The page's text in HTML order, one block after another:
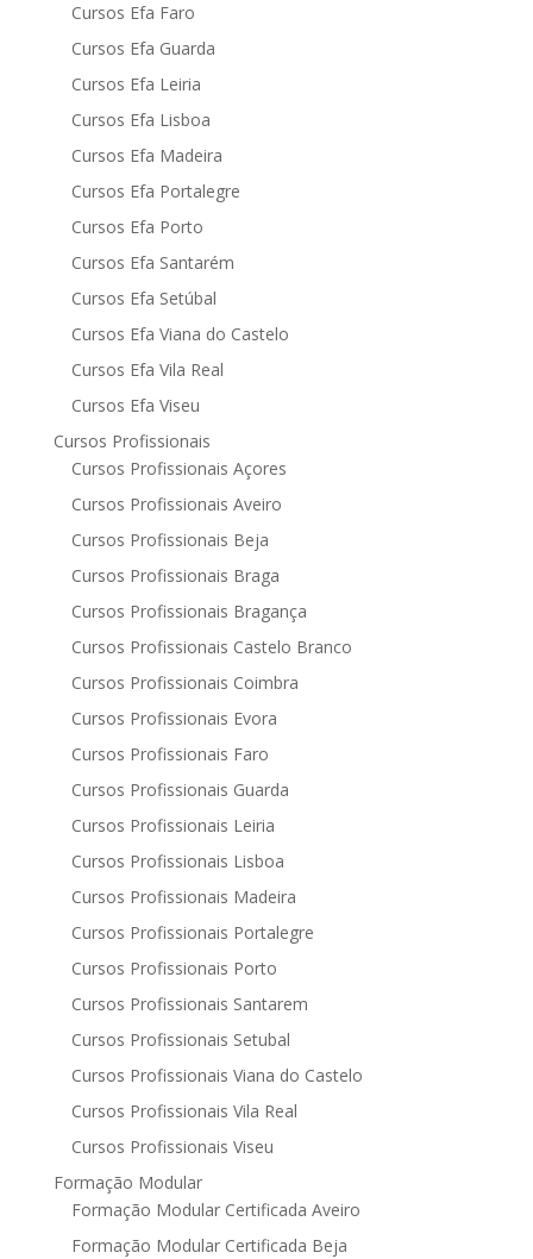
Cursos Efa Faro
Cursos Efa Guarda
Cursos Efa Leiria
Cursos Efa Lisboa
Cursos Efa Madeira
Cursos Efa Portalegre
Cursos Efa Porto
Cursos Efa Santarém
Cursos Efa Setúbal
Cursos Efa Viana do Castelo
Cursos Efa Vila Real
Cursos Efa Viseu
Cursos Profissionais
Cursos Profissionais Açores
Cursos Profissionais Aveiro
Cursos Profissionais Beja
Cursos Profissionais Braga
Cursos Profissionais Bragança
Cursos Profissionais Castelo Branco
Cursos Profissionais Coimbra
Cursos Profissionais Evora
Cursos Profissionais Faro
Cursos Profissionais Guarda
Cursos Profissionais Leiria
Cursos Profissionais Lisboa
Cursos Profissionais Madeira
Cursos Profissionais Portalegre
Cursos Profissionais Porto
Cursos Profissionais Santarem
Cursos Profissionais Setubal
Cursos Profissionais Viana do Castelo
Cursos Profissionais Vila Real
Cursos Profissionais Viseu
Formação Modular
Formação Modular Certificada Aveiro
Formação Modular Certificada Beja